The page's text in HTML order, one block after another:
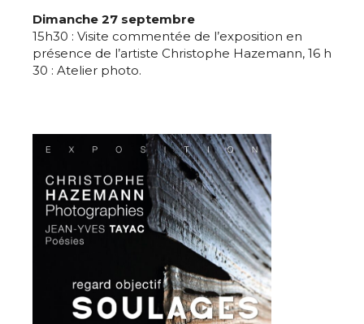
Dimanche 27 septembre
15h30 : Visite commentée de l’exposition en
présence de l’artiste Christophe Hazemann, 16 h
30 : Atelier photo.